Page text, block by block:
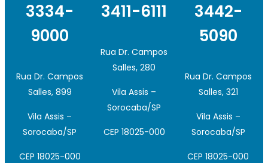
3334-
9000
Rua Dr. Campos
Salles, 899
Vila Assis –
Sorocaba/SP
CEP 18025-000
3411-6111
Rua Dr. Campos
Salles, 280
Vila Assis –
Sorocaba/SP
CEP 18025-000
3442-
5090
Rua Dr. Campos
Salles, 321
Vila Assis –
Sorocaba/SP
CEP 18025-000